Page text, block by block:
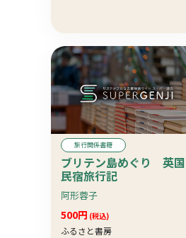
旅行関係書籍
ブリテン島めぐり 英国
民宿旅行記
阿形蓉子
500円 (税込)
ふるさと書房